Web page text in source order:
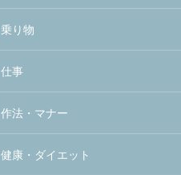
乗り物
仕事
作法・マナー
健康・ダイエット